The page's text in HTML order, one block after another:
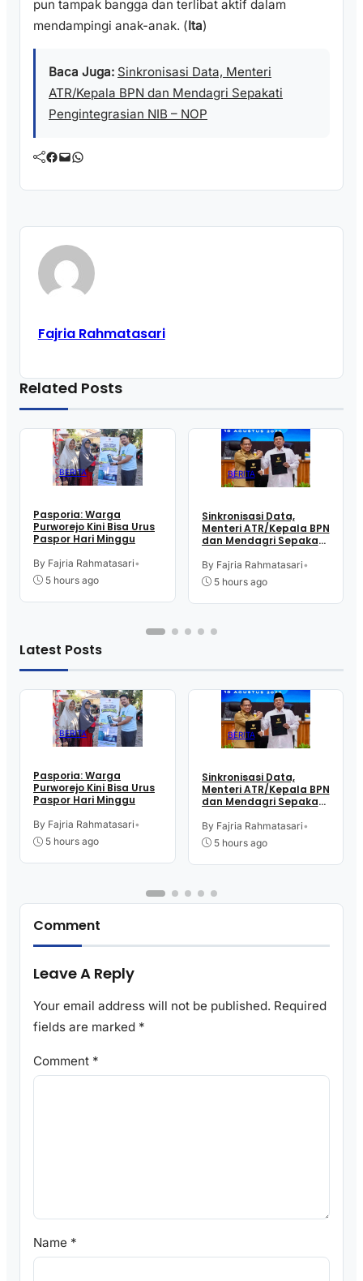
pun tampak bangga dan terlibat aktif dalam
mendampingi anak-anak. (Ita)
Baca Juga: Sinkronisasi Data, Menteri
ATR/Kepala BPN dan Mendagri Sepakati
Pengintegrasian NIB – NOP
Facebook Mail WhatsApp
Fajria Rahmatasari
Related Posts
BERITA
Pasporia: Warga
Purworejo Kini Bisa Urus
Paspor Hari Minggu
By Fajria Rahmatasari•
5 hours ago
BERITA
Sinkronisasi Data,
Menteri ATR/Kepala BPN
dan Mendagri Sepakati
NOP
By Fajria Rahmatasari•
5 hours ago
Latest Posts
BERITA
Pasporia: Warga
Purworejo Kini Bisa Urus
Paspor Hari Minggu
By Fajria Rahmatasari•
5 hours ago
BERITA
Sinkronisasi Data,
Menteri ATR/Kepala BPN
dan Mendagri Sepakati
NOP
By Fajria Rahmatasari•
5 hours ago
Comment
Leave A Reply
Your email address will not be published. Required
fields are marked *
Comment *
Name *